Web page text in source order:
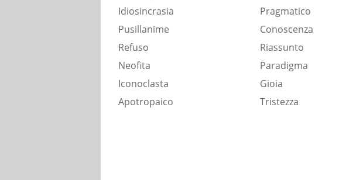
Idiosincrasia
Pusillanime
Refuso
Neofita
Iconoclasta
Apotropaico
Pragmatico
Conoscenza
Riassunto
Paradigma
Gioia
Tristezza